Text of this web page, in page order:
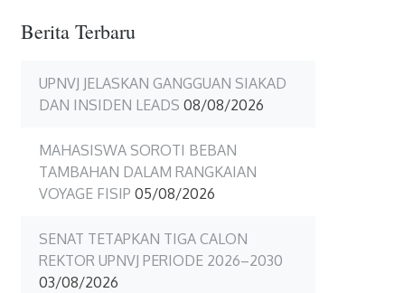
Berita Terbaru
UPNVJ JELASKAN GANGGUAN SIAKAD
DAN INSIDEN LEADS 08/08/2026
MAHASISWA SOROTI BEBAN
TAMBAHAN DALAM RANGKAIAN
VOYAGE FISIP 05/08/2026
SENAT TETAPKAN TIGA CALON
REKTOR UPNVJ PERIODE 2026–2030
03/08/2026